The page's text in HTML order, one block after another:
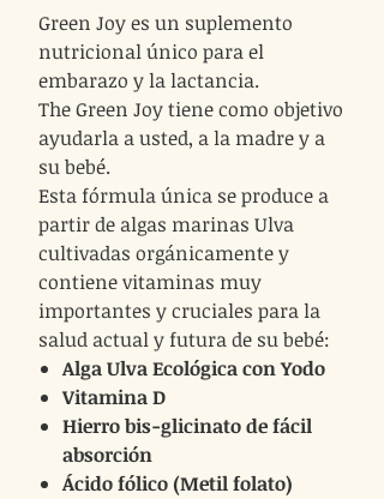
Green Joy es un suplemento
nutricional único para el
embarazo y la lactancia.
The Green Joy tiene como objetivo
ayudarla a usted, a la madre y a
su bebé.
Esta fórmula única se produce a
partir de algas marinas Ulva
cultivadas orgánicamente y
contiene vitaminas muy
importantes y cruciales para la
salud actual y futura de su bebé:
Alga Ulva Ecológica con Yodo
Vitamina D
Hierro bis-glicinato de fácil
absorción
Ácido fólico (Metil folato)